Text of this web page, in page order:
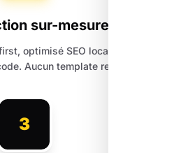
sur-mesure
optimisé SEO local dès la
Aucun template recyclé.
3